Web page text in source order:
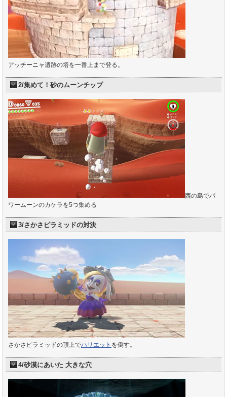
アッチーニャ遺跡の塔を一番上まで登る。
2/集めて！砂のムーンチップ
西の島でパ
ワームーンのカケラを5つ集める
3/さかさピラミッドの対決
さかさピラミッドの頂上でハリエット を倒す。
4/砂漠にあいた 大きな穴